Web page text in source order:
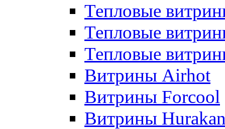
Тепловые
Тепловые
Тепловые
Витрины Airhot
Витрины Forcool
Витрины